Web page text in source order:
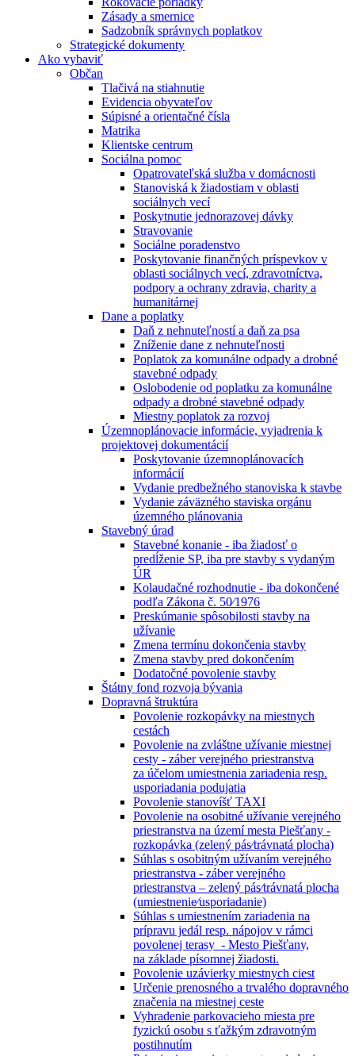
Zásady a smernice
Sadzobník správnych poplatkov
Strategické dokumenty
Ako vybaviť
Občan
Tlačivá na stiahnutie
Evidencia obyvateľov
Súpisné a orientačné čísla
Matrika
Klientske centrum
Sociálna pomoc
Opatrovateľská služba v domácnosti
Stanoviská k žiadostiam v oblasti
sociálnych vecí
Poskytnutie jednorazovej dávky
Stravovanie
Sociálne poradenstvo
Poskytovanie finančných príspevkov v
oblasti sociálnych vecí, zdravotníctva,
podpory a ochrany zdravia, charity a
humanitárnej
Dane a poplatky
Daň z nehnuteľností a daň za psa
Zníženie dane z nehnuteľnosti
Poplatok za komunálne odpady a drobné
stavebné odpady
Oslobodenie od poplatku za komunálne
odpady a drobné stavebné odpady
Miestny poplatok za rozvoj
Územnoplánovacie informácie, vyjadrenia k
projektovej dokumentácií
Poskytovanie územnoplánovacích
informácií
Vydanie predbežného stanoviska k stavbe
Vydanie záväzného staviska orgánu
územného plánovania
Stavebný úrad
Stavebné konanie - iba žiadosť o
predĺženie SP, iba pre stavby s vydaným
ÚR
Kolaudačné rozhodnutie - iba dokončené
podľa Zákona č. 50⁄1976
Preskúmanie spôsobilosti stavby na
užívanie
Zmena termínu dokončenia stavby
Zmena stavby pred dokončením
Dodatočné povolenie stavby
Štátny fond rozvoja bývania
Dopravná štruktúra
Povolenie rozkopávky na miestnych
cestách
Povolenie na zvláštne užívanie miestnej
cesty - záber verejného priestranstva
za účelom umiestnenia zariadenia resp.
usporiadania podujatia
Povolenie stanovíšť TAXI
Povolenie na osobitné užívanie verejného
priestranstva na území mesta Piešťany -
rozkopávka (zelený pás⁄trávnatá plocha)
Súhlas s osobitným užívaním verejného
priestranstva - záber verejného
priestranstva – zelený pás⁄trávnatá plocha
(umiestnenie⁄usporiadanie)
Súhlas s umiestnením zariadenia na
prípravu jedál resp. nápojov v rámci
povolenej terasy - Mesto Piešťany,
na základe písomnej žiadosti.
Povolenie uzávierky miestnych ciest
Určenie prenosného a trvalého dopravného
značenia na miestnej ceste
Vyhradenie parkovacieho miesta pre
fyzickú osobu s ťažkým zdravotným
postihnutím